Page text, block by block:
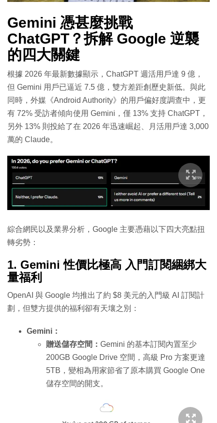
Gemini 憑甚麼挑戰
ChatGPT？拆解 Google 逆襲
的四大關鍵
根據 2026 年最新數據顯示，ChatGPT 週活用戶達 9 億，
但 Gemini 用戶已逼近 7.5 億，雙方差距創歷史新低。與此
同時，外媒《Android Authority》的用戶偏好度調查中，更
有 72% 受訪者傾向使用 Gemini，僅 13% 支持 ChatGPT，
另外 13% 則投給了在 2026 年迅速崛起、月活用戶達 3,000
萬的 Claude。
綜合網民以及業界分析，Google 主要憑藉以下四大亮點扭
轉劣勢：
1. Gemini 性價比極高 入門訂閱綑綁大
量福利
OpenAI 與 Google 均推出了約 $8 美元的入門級 AI 訂閱計
劃，但雙方提供的福利卻有天壤之別：
Gemini：
贈送儲存空間： Gemini 的基本訂閱內置至少
200GB Google Drive 空間，高級 Pro 方案更達
5TB，變相為用家節省了原本購買 Google One
儲存空間的開支。